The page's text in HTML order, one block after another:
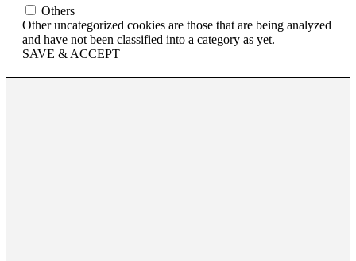
Others
Other uncategorized cookies are those that are being analyzed
and have not been classified into a category as yet.
SAVE & ACCEPT